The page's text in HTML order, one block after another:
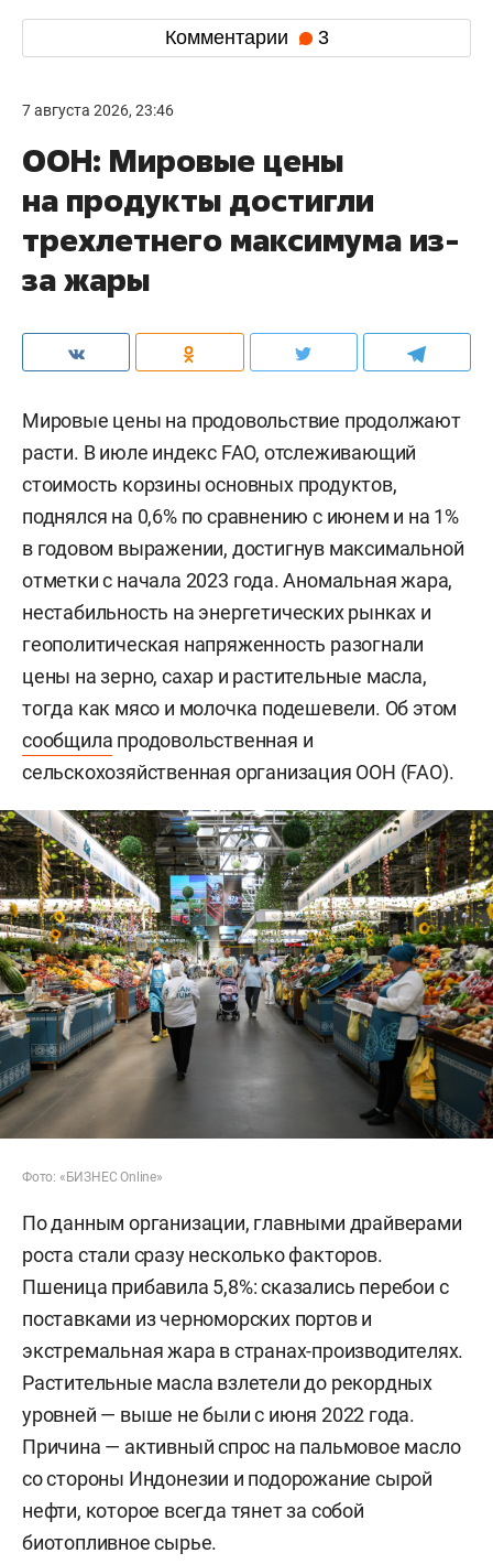
Комментарии 3
7 августа 2026, 23:46
ООН: Мировые цены
на продукты достигли
трехлетнего максимума из-
за жары
Мировые цены на продовольствие продолжают
расти. В июле индекс FAO, отслеживающий
стоимость корзины основных продуктов,
поднялся на 0,6% по сравнению с июнем и на 1%
в годовом выражении, достигнув максимальной
отметки с начала 2023 года. Аномальная жара,
нестабильность на энергетических рынках и
геополитическая напряженность разогнали
цены на зерно, сахар и растительные масла,
тогда как мясо и молочка подешевели. Об этом
сообщила продовольственная и
сельскохозяйственная организация ООН (FAO).
Фото: «БИЗНЕС Online»
По данным организации, главными драйверами
роста стали сразу несколько факторов.
Пшеница прибавила 5,8%: сказались перебои с
поставками из черноморских портов и
экстремальная жара в странах-производителях.
Растительные масла взлетели до рекордных
уровней — выше не были с июня 2022 года.
Причина — активный спрос на пальмовое масло
со стороны Индонезии и подорожание сырой
нефти, которое всегда тянет за собой
биотопливное сырье.